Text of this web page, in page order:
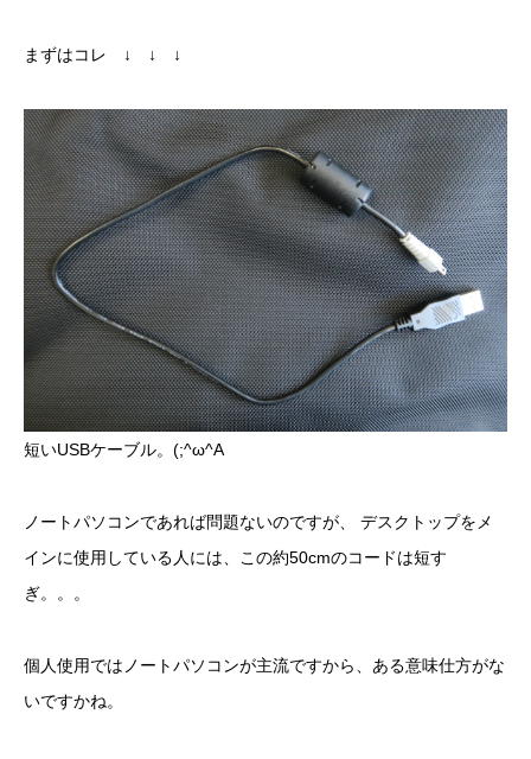
まずはコレ ↓ ↓ ↓
短いUSBケーブル。(;^ω^A
ノートパソコンであれば問題ないのですが、 デスクトップをメ
インに使用している人には、この約50cmのコードは短す
ぎ。。。
個人使用ではノートパソコンが主流ですから、ある意味仕方がな
いですかね。